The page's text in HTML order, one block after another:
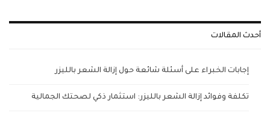
أحدث المقالات
إجابات الخبراء على أسئلة شائعة حول إزالة الشعر بالليزر
تكلفة وفوائد إزالة الشعر بالليزر: استثمار ذكي لصحتك الجمالية